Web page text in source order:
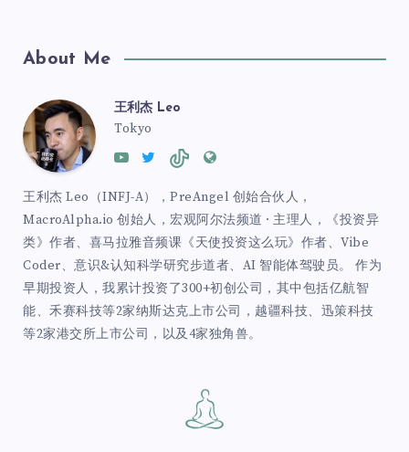
About Me
王利杰 Leo
Tokyo
王利杰 Leo（INFJ-A），PreAngel 创始合伙人，
MacroAlpha.io 创始人，宏观阿尔法频道 · 主理人，《投资异
类》作者、喜马拉雅音频课《天使投资这么玩》作者、Vibe
Coder、意识&认知科学研究步道者、AI 智能体驾驶员。 作为
早期投资人，我累计投资了300+初创公司，其中包括亿航智
能、禾赛科技等2家纳斯达克上市公司，越疆科技、迅策科技
等2家港交所上市公司，以及4家独角兽。